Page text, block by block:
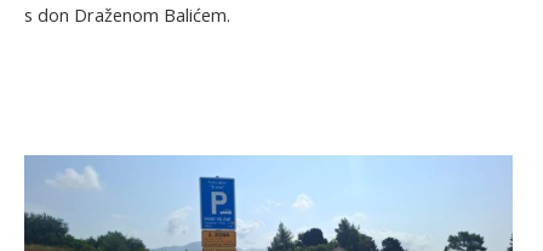
s don Draženom Balićem.